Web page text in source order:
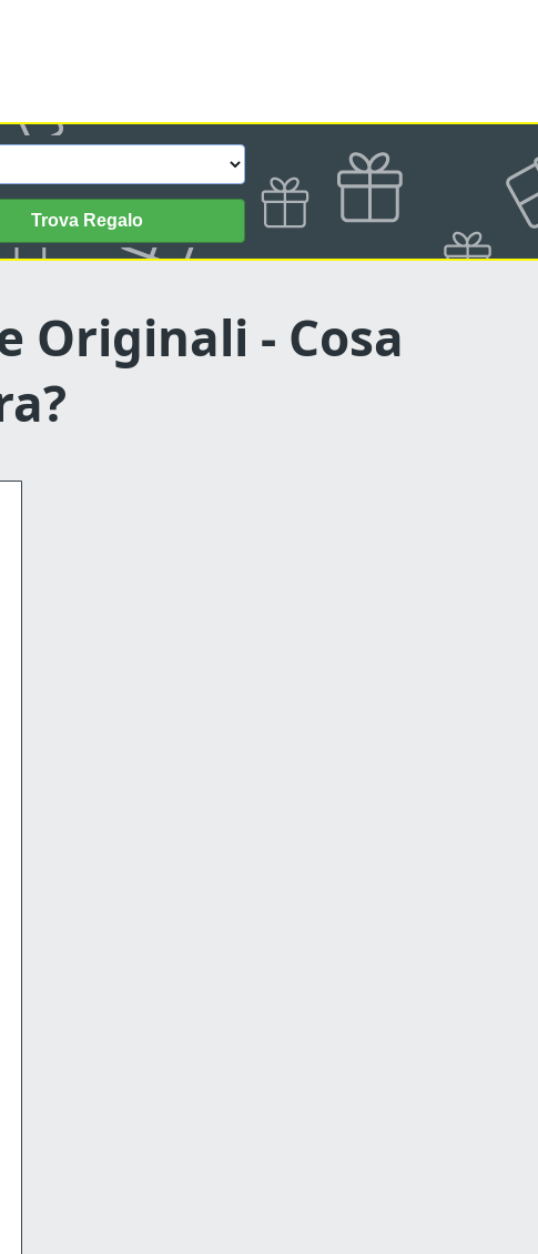
Trova Regalo
Originali - Cosa